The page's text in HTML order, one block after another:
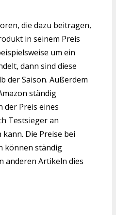
die dazu beitragen,
in seinem Preis
um ein
dann sind diese
der Saison. Außerdem
ständig
der Preis eines
Testsieger an
Die Preise bei
können ständig
anderen Artikeln dies